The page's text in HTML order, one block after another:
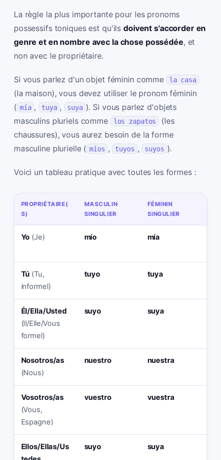
La règle la plus importante pour les pronoms
possessifs toniques est qu'ilsdoivent s'accorder en
genre et en nombre avec la chose possédée, et
non avec le propriétaire.
Si vous parlez d'un objet féminin comme la casa
(la maison), vous devez utiliser le pronom féminin
( mía , tuya , suya ). Si vous parlez d'objets
masculins pluriels comme
los zapatos
(les
chaussures), vous aurez besoin de la forme
masculine plurielle ( míos , tuyos , suyos ).
Voici un tableau pratique avec toutes les formes :
PROPRIÉTAIRE(
S)
MASCULIN
SINGULIER
FÉMININ
SINGULIER
Yo (Je) mío mía
Tú (Tu,
informel)
tuyo tuya
Él/Ella/Usted
(Il/Elle/Vous
formel)
suyo suya
Nosotros/as
(Nous)
nuestro nuestra
Vosotros/as
(Vous,
Espagne)
vuestro vuestra
Ellos/Ellas/Us
suyo suya